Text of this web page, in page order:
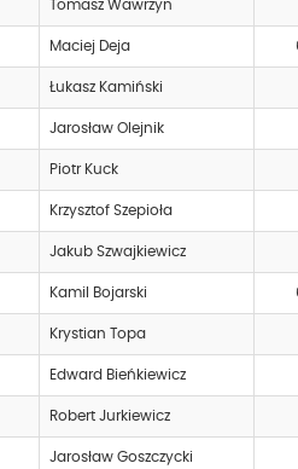
Tomasz Wawrzyn
Maciej Deja
Łukasz Kamiński
Jarosław Olejnik
Piotr Kuck
Krzysztof Szepioła
Jakub Szwajkiewicz
Kamil Bojarski
Krystian Topa
Edward Bieńkiewicz
Robert Jurkiewicz
Jarosław Goszczycki